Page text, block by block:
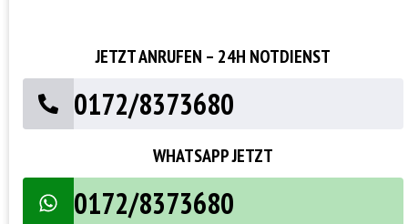
JETZT ANRUFEN – 24H NOTDIENST
0172/8373680
WHATSAPP JETZT
0172/8373680